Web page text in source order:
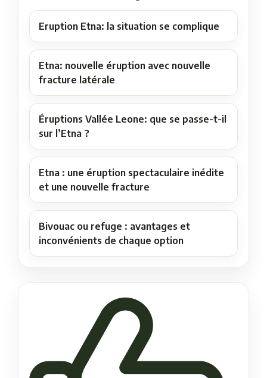
Eruption Etna: la situation se complique
Etna: nouvelle éruption avec nouvelle
fracture latérale
Éruptions Vallée Leone: que se passe-t-il
sur l’Etna ?
Etna : une éruption spectaculaire inédite
et une nouvelle fracture
Bivouac ou refuge : avantages et
inconvénients de chaque option